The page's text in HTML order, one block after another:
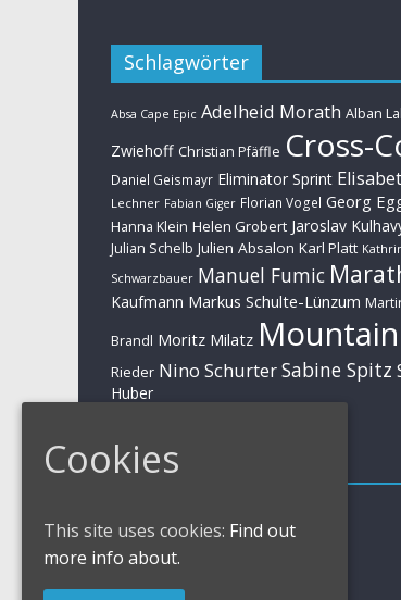
Schlagwörter
Absa Cape Epic Adelheid Morath Alban
Zwiehoff Christian Pfäffle Cross-
Daniel Geismayr Eliminator Sprint
Lechner Fabian Giger Florian Vogel Georg
Hanna Klein Helen Grobert Jaroslav
Julian Schelb Julien Absalon Karl Platt
Schwarzbauer Manuel Fumic
Kaufmann Markus Schulte-Lünzum
Brandl Moritz Milatz
Rieder Nino SchurterSabine Spitz
Huber
Impressum
Datenschutzerklärung
Cookies Policy
Cookies
This site uses cookies: Find out
more info about.